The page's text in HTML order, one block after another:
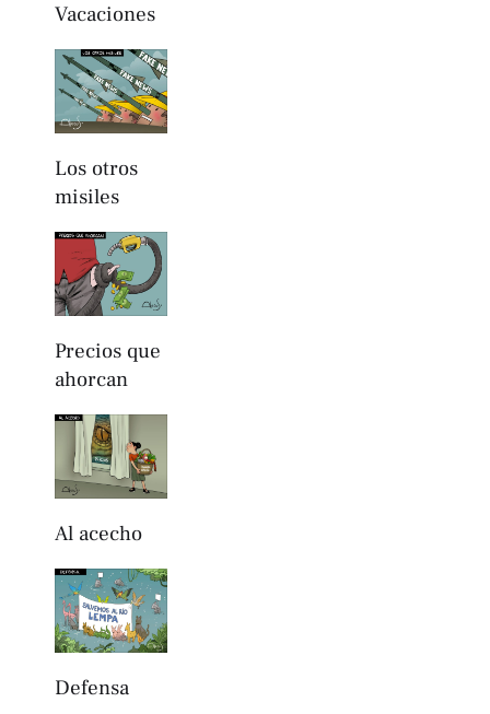
Vacaciones
Los otros
misiles
Precios que
ahorcan
Al acecho
Defensa